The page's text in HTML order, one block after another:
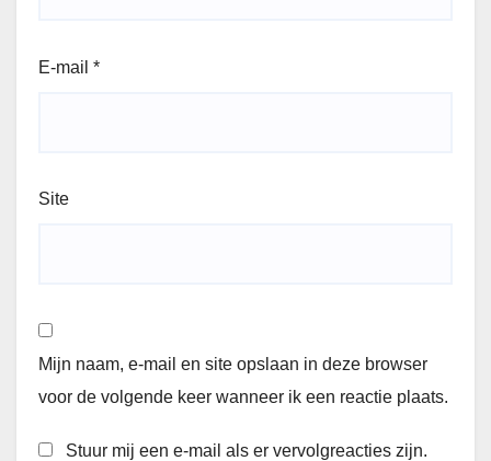
E-mail *
Site
Mijn naam, e-mail en site opslaan in deze browser
voor de volgende keer wanneer ik een reactie plaats.
Stuur mij een e-mail als er vervolgreacties zijn.